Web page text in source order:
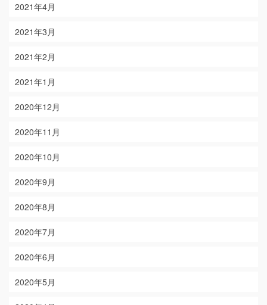
2021年4月
2021年3月
2021年2月
2021年1月
2020年12月
2020年11月
2020年10月
2020年9月
2020年8月
2020年7月
2020年6月
2020年5月